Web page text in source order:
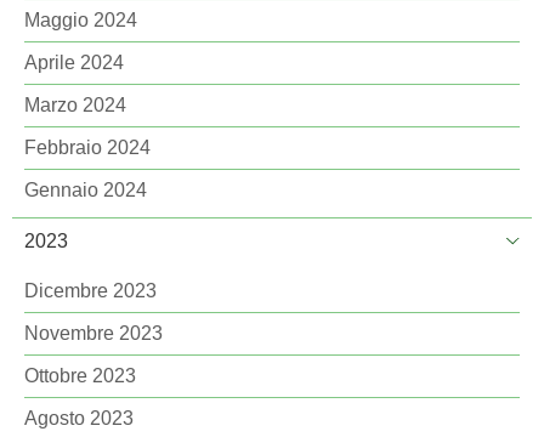
Maggio 2024
Aprile 2024
Marzo 2024
Febbraio 2024
Gennaio 2024
2023
Dicembre 2023
Novembre 2023
Ottobre 2023
Agosto 2023